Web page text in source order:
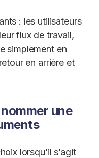
: les utilisateurs
flux de travail,
simplement en
en arrière et
une
lorsqu’il s’agit